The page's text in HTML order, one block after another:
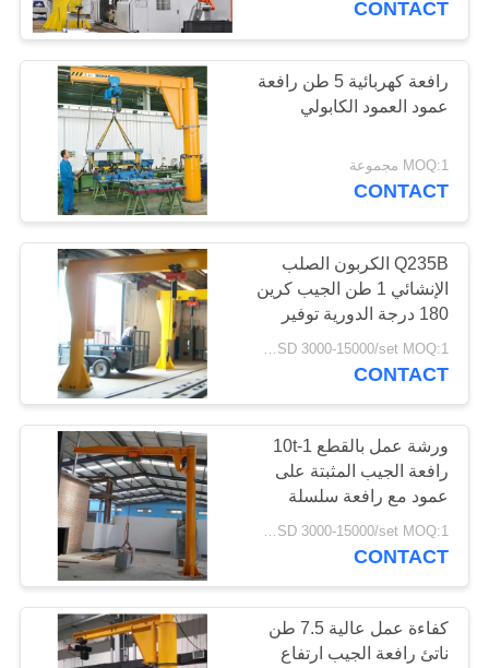
CONTACT
رافعة كهربائية 5 طن رافعة
عمود العمود الكابولي
MOQ:1 مجموعة
CONTACT
Q235B الكربون الصلب
الإنشائي 1 طن الجيب كرين
180 درجة الدورية توفير
الطاقة
CONTACT
ورشة عمل بالقطع 1-10t
رافعة الجيب المثبتة على
عمود مع رافعة سلسلة
USD 3000-15000/set MOQ:1 مجموعة
CONTACT
كفاءة عمل عالية 7.5 طن
ناتئ رافعة الجيب ارتفاع